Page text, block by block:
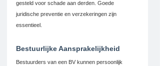
gesteld voor schade aan derden. Goede
juridische preventie en verzekeringen zijn
essentieel.
Bestuurlijke Aansprakelijkheid
Bestuurders van een BV kunnen persoonlijk